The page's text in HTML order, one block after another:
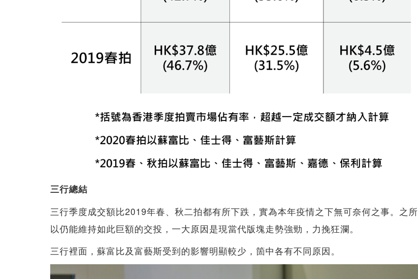
三行總結
三行季度成交額比2019年春、秋二拍都有所下跌，實為本年疫情之下無可奈何之事。之所
以仍能維持如此巨額的交投，一大原因是現當代版塊走勢強勁，力挽狂瀾。
三行裡面，蘇富比及富藝斯受到的影響明顯較少，箇中各有不同原因。